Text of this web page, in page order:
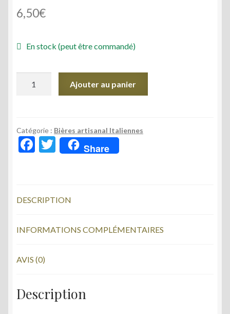
6,50€
En stock (peut être commandé)
IPA
50CL
Ajouter au panier
Catégorie : Bières artisanal Italiennes
F
b
o
o
T
w
er
Share
DESCRIPTION
INFORMATIONS COMPLÉMENTAIRES
AVIS (0)
Description